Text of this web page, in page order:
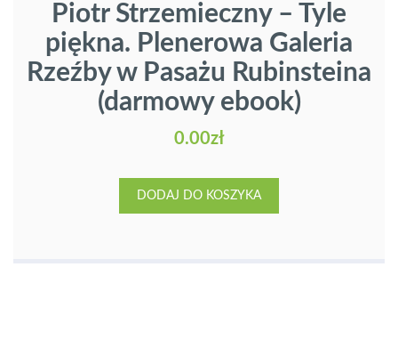
Piotr Strzemieczny – Tyle
piękna. Plenerowa Galeria
Rzeźby w Pasażu Rubinsteina
(darmowy ebook)
0.00zł
DODAJ DO KOSZYKA